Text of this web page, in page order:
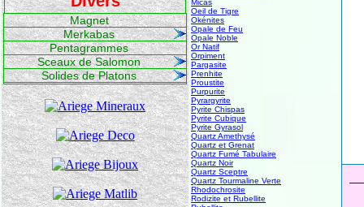
Magnet
Merkabas
Pentagrammes
Sceaux de Salomon
Solides de Platons
Micas
Oeil de Tigre
Okénites
Opale de Feu
Opale Noble
Or Natif
Orpiment
Pargasite
Prenhite
Proustite
Purpurite
Pyrargyrite
Pyrite Chispas
Pyrite Cubique
Pyrite Gyrasol
Quartz Amethysé
Quartz et Grenat
Quartz Fumé Tabulaire
Quartz Noir
Quartz Sceptre
Quartz Tourmaline Verte
Rhodochrosite
Rodizite et Rubellite